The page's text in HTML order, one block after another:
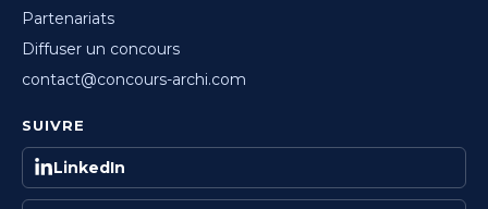
Partenariats
Diffuser un concours
contact@concours-archi.com
SUIVRE
LinkedIn